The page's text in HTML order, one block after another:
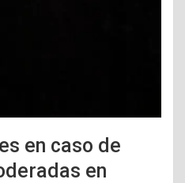
en caso de
en